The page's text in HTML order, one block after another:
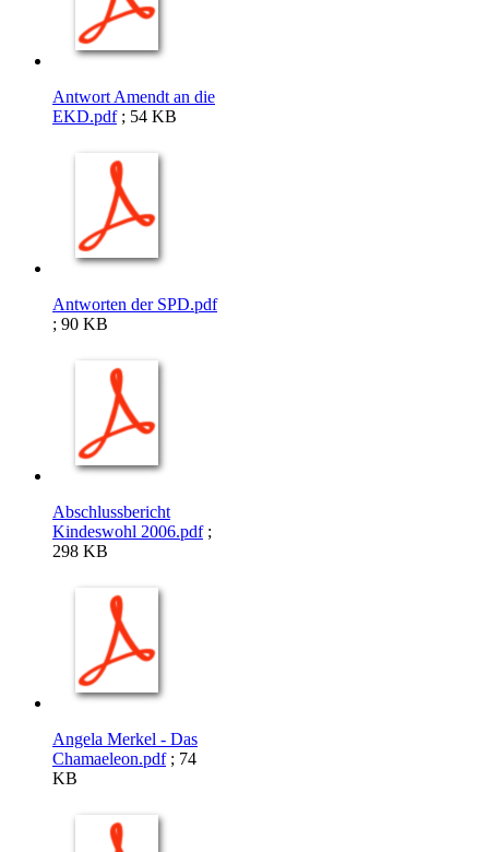
Antwort Amendt an die
EKD.pdf; 54 KB
Antworten der SPD.pdf
; 90 KB
Abschlussbericht
Kindeswohl 2006.pdf;
298 KB
Angela Merkel - Das
Chamaeleon.pdf; 74
KB